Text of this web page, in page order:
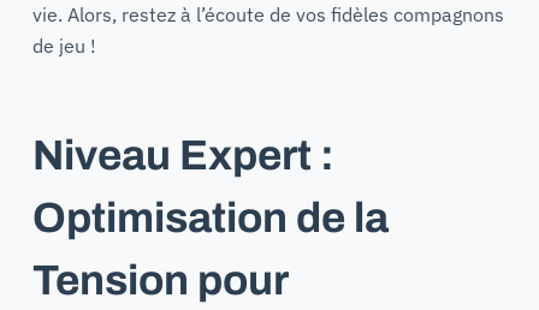
vie. Alors, restez à l’écoute de vos fidèles compagnons
de jeu !
Niveau Expert :
Optimisation de la
Tension pour